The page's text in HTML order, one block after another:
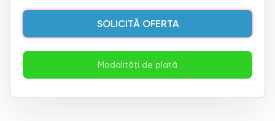
SOLICITĂ OFERTA
Modalități de plată